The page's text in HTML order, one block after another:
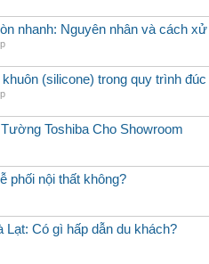
nhanh: Nguyên nhân và cách
(silicone) trong quy trình
Toshiba Cho Showroom
phối nội thất không?
Lạt: Có gì hấp dẫn du khách?